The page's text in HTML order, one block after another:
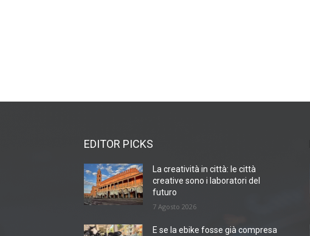
EDITOR PICKS
La creatività in città: le città
creative sono i laboratori del
futuro
7 Agosto 2026
E se la ebike fosse già compresa